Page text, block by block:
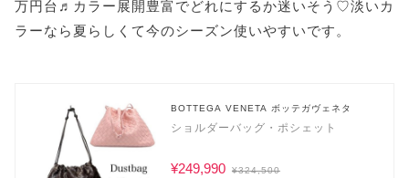
万円台♬カラー展開豊富でどれにするか迷いそう♡淡いカ
ラーなら夏らしくて今のシーズン使いやすいです。
BOTTEGA VENETA ボッテガヴェネタ
ショルダーバッグ・ポシェット
¥249,990 ¥324,500